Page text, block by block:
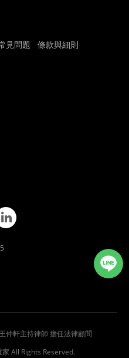
見問題
條款與細則
仲軒主持律師 擔任法律顧問
All Rights Reserved.